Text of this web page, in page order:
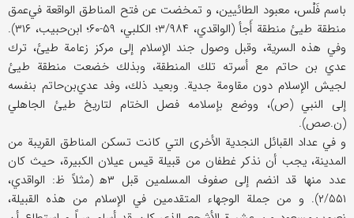
باسم فَلْس، معبود الطائيين، و تمخضت عن فتح المناطق الواقعة في‌عمق
منطقة طيئ ‌منطقة أَجأ (الواقدي، ۳/۹۸۴؛ الكلبي، ۵۹-۶۰؛ ابن‌حبيب، ۳۱۶).
وفي هذه السرية، وقبل وصول جند الإسلام إلى مركز زعامة طيىٔ، ترك
عدي بن حاتم مع أسرته تلك المنطقة، وبذلك خضعت منطقة طيئ
لجيش الإسلام دون مقاومة جدية. وبعيد ذلك، وفد عدي‌بن‌حاتم بنفسه
إلى النبي (ص)، ووضع بإسلامه فصل الختام لتاريخ طيئ الجاهلي
(ن.صص).
و في عداد القبائل النجدية الأخرى التي كانت‌ تسكن المناطق القريبة من
المدينة، يجب أن نذكر‌ غطفان من قبيلة قيس عيلان الكبيرة، حيث كان
عدد منها قد انضم إلى صفوف المسلمين قبل ۳ه‍ (مثلاً ظ: الواقدي،
۲/۵۵۱). و من جملة الوجهاء المتقدمين في الإسلام من هذه القبيلة،